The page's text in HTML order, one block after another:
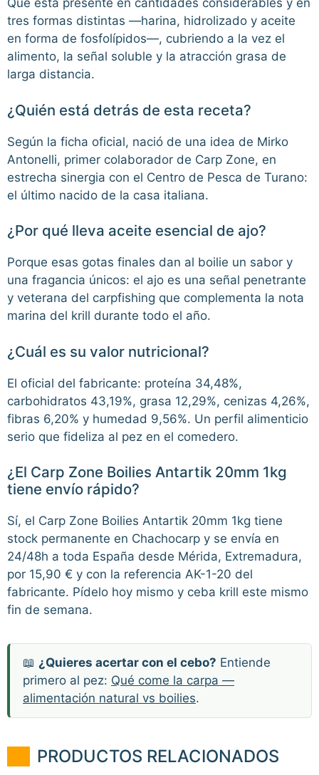
Que está presente en cantidades considerables y en
tres formas distintas —harina, hidrolizado y aceite
en forma de fosfolípidos—, cubriendo a la vez el
alimento, la señal soluble y la atracción grasa de
larga distancia.
¿Quién está detrás de esta receta?
Según la ficha oficial, nació de una idea de Mirko
Antonelli, primer colaborador de Carp Zone, en
estrecha sinergia con el Centro de Pesca de Turano:
el último nacido de la casa italiana.
¿Por qué lleva aceite esencial de ajo?
Porque esas gotas finales dan al boilie un sabor y
una fragancia únicos: el ajo es una señal penetrante
y veterana del carpfishing que complementa la nota
marina del krill durante todo el año.
¿Cuál es su valor nutricional?
El oficial del fabricante: proteína 34,48%,
carbohidratos 43,19%, grasa 12,29%, cenizas 4,26%,
fibras 6,20% y humedad 9,56%. Un perfil alimenticio
serio que fideliza al pez en el comedero.
¿El Carp Zone Boilies Antartik 20mm 1kg
tiene envío rápido?
Sí, el Carp Zone Boilies Antartik 20mm 1kg tiene
stock permanente en Chachocarp y se envía en
24/48h a toda España desde Mérida, Extremadura,
por 15,90 € y con la referencia AK-1-20 del
fabricante. Pídelo hoy mismo y ceba krill este mismo
fin de semana.
📖 ¿Quieres acertar con el cebo? Entiende
primero al pez: Qué come la carpa —
alimentación natural vs boilies.
PRODUCTOS RELACIONADOS